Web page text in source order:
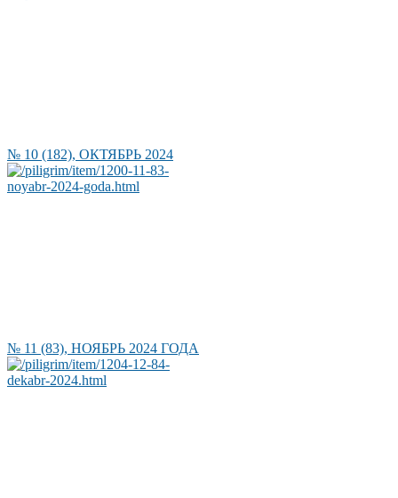
№ 10 (182), ОКТЯБРЬ 2024
№ 11 (83), НОЯБРЬ 2024 ГОДА